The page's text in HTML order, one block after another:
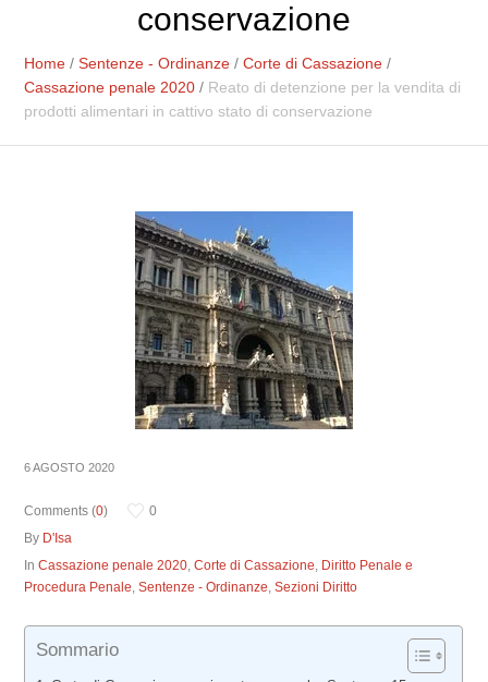
conservazione
Home /Sentenze - Ordinanze /Corte di Cassazione /
Cassazione penale 2020 / Reato di detenzione per la vendita di
prodotti alimentari in cattivo stato di conservazione
6 AGOSTO 2020
Comments (0)
0
By D'Isa
InCassazione penale 2020,Corte di Cassazione, Diritto Penale e
Procedura Penale,Sentenze - Ordinanze,Sezioni Diritto
Sommario